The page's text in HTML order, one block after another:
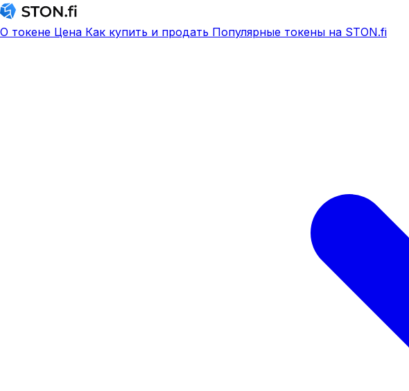
О токене Цена Как купить и продать Популярные токены на STON.fi